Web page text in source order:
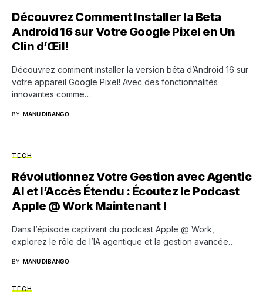
Découvrez Comment Installer la Beta
Android 16 sur Votre Google Pixel en Un
Clin d’Œil!
Découvrez comment installer la version bêta d’Android 16 sur
votre appareil Google Pixel! Avec des fonctionnalités
innovantes comme…
BY MANU DIBANGO
TECH
Révolutionnez Votre Gestion avec Agentic
AI et l’Accès Étendu : Écoutez le Podcast
Apple @ Work Maintenant !
Dans l’épisode captivant du podcast Apple @ Work,
explorez le rôle de l’IA agentique et la gestion avancée…
BY MANU DIBANGO
TECH